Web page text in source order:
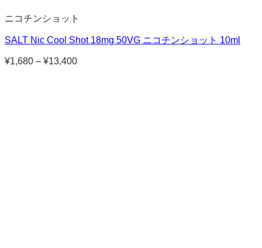
ニコチンショット
SALT Nic Cool Shot 18mg 50VG ニコチンショット 10ml
¥1,680 – ¥13,400価